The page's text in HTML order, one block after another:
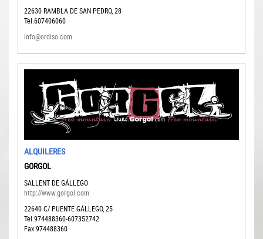
22630 RAMBLA DE SAN PEDRO, 28
Tel.607406060
info@ordiso.com
ALQUILERES
GORGOL
SALLENT DE GÁLLEGO
http://www.gorgol.com
22640C/ PUENTE GÁLLEGO, 25
Tel.974488360-607352742
Fax.974488360